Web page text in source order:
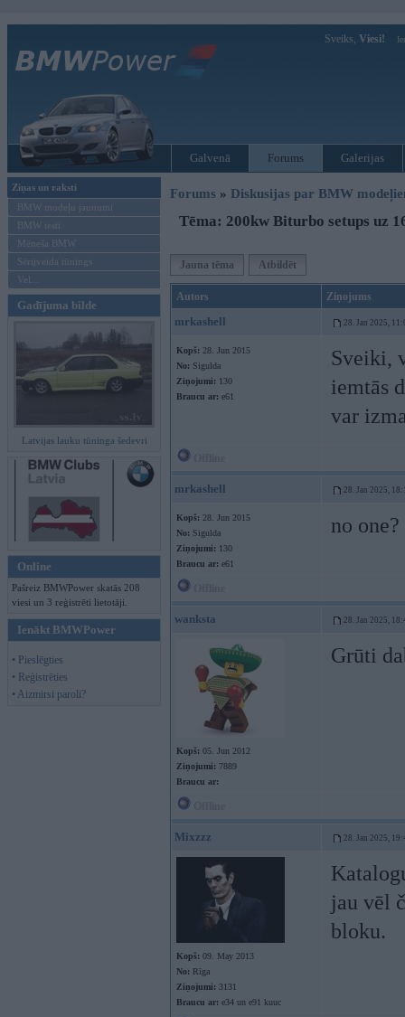
Sveiks, Viesi!
Galvenā Forums Galerijas
Ziņas un raksti
BMW modeļu jaunumi
BMW testi
Mēneša BMW
Sērijveida tūnings
Vel...
Gadījuma bilde
Latvijas lauku tūninga šedevri
Online
Pašreiz BMWPower skatās 208
viesi un 3 reģistrēti lietotāji.
Ienākt BMWPower
• Pieslēgties
• Reģistrēties
• Aizmirsi paroli?
Forums » Diskusijas par BMW
Tēma: 200kw Biturbo setups uz
Jauna tēma Atbildēt
Autors Ziņojums
mrkashell 28. Jan 2025,
Kopš: 28. Jun 2015
No: Sigulda
Ziņojumi: 130
Braucu ar: e61
Sveiki,
iemtās
var
mrkashell 28. Jan 2025,
Kopš: 28. Jun 2015
No: Sigulda
Ziņojumi: 130
Braucu ar: e61
no one?
wanksta 28. Jan 2025,
Kopš: 05. Jun 2012
Ziņojumi: 7889
Braucu ar:
Grūti
Mixzzz 28. Jan 2025,
Kopš: 09. May 2013
No: Rīga
Ziņojumi: 3131
Braucu ar: e34 un e91 kuuc
jau vēl
bloku.